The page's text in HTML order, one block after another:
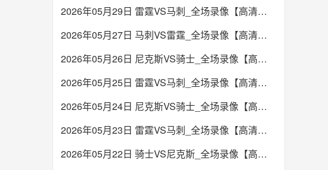
2026年05月29日 雷霆VS马刺_全场录像【高清回放】
2026年05月27日 马刺VS雷霆_全场录像【高清回放】
2026年05月26日 尼克斯VS骑士_全场录像【高清回放】
2026年05月25日 雷霆VS马刺_全场录像【高清回放】
2026年05月24日 尼克斯VS骑士_全场录像【高清回放】
2026年05月23日 雷霆VS马刺_全场录像【高清回放】
2026年05月22日 骑士VS尼克斯_全场录像【高清回放】